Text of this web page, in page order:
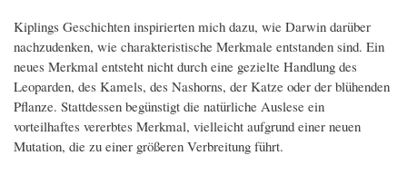
Kiplings Geschichten inspirierten mich dazu, wie Darwin darüber
nachzudenken, wie charakteristische Merkmale entstanden sind. Ein
neues Merkmal entsteht nicht durch eine gezielte Handlung des
Leoparden, des Kamels, des Nashorns, der Katze oder der blühenden
Pflanze. Stattdessen begünstigt die natürliche Auslese ein
vorteilhaftes vererbtes Merkmal, vielleicht aufgrund einer neuen
Mutation, die zu einer größeren Verbreitung führt.